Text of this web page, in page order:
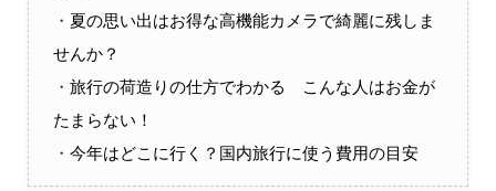
・ 夏の思い出はお得な高機能カメラで綺麗に残しま
せんか？
・旅行の荷造りの仕方でわかる こんな人はお金が
たまらない！
・今年はどこに行く？国内旅行に使う費用の目安